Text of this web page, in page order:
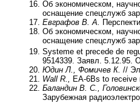
Об экономическом,
оснащение спецслужб
Евграфов В. А.
Об экономическом,
оснащение спецслужб
Systeme et precede de
9514339. Заявл. 5.12.95.
Юдин Л., Фомичев К. //
Wall R., EA-6Bs to
Баландин В. С.,
Зарубежная